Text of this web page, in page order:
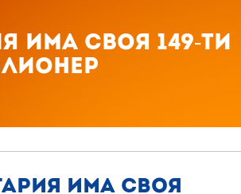
има своя 149-ти
има своя